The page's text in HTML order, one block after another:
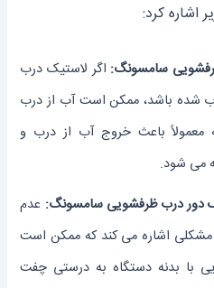
اشاره کرد:
سامسونگ: اگر لاستیک درب
شده باشد، ممکن است آب از درب
معمولاً باعث خروج آب از درب و
می ‌شود.
دور درب ظرفشویی سامسونگ: عدم
اشاره می ‌کند که ممکن است
با بدنه دستگاه به درستی چفت